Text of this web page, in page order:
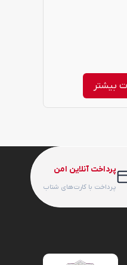
بیشتر
پرداخت آنلاین امن
پرداخت با کارت‌های شتاب